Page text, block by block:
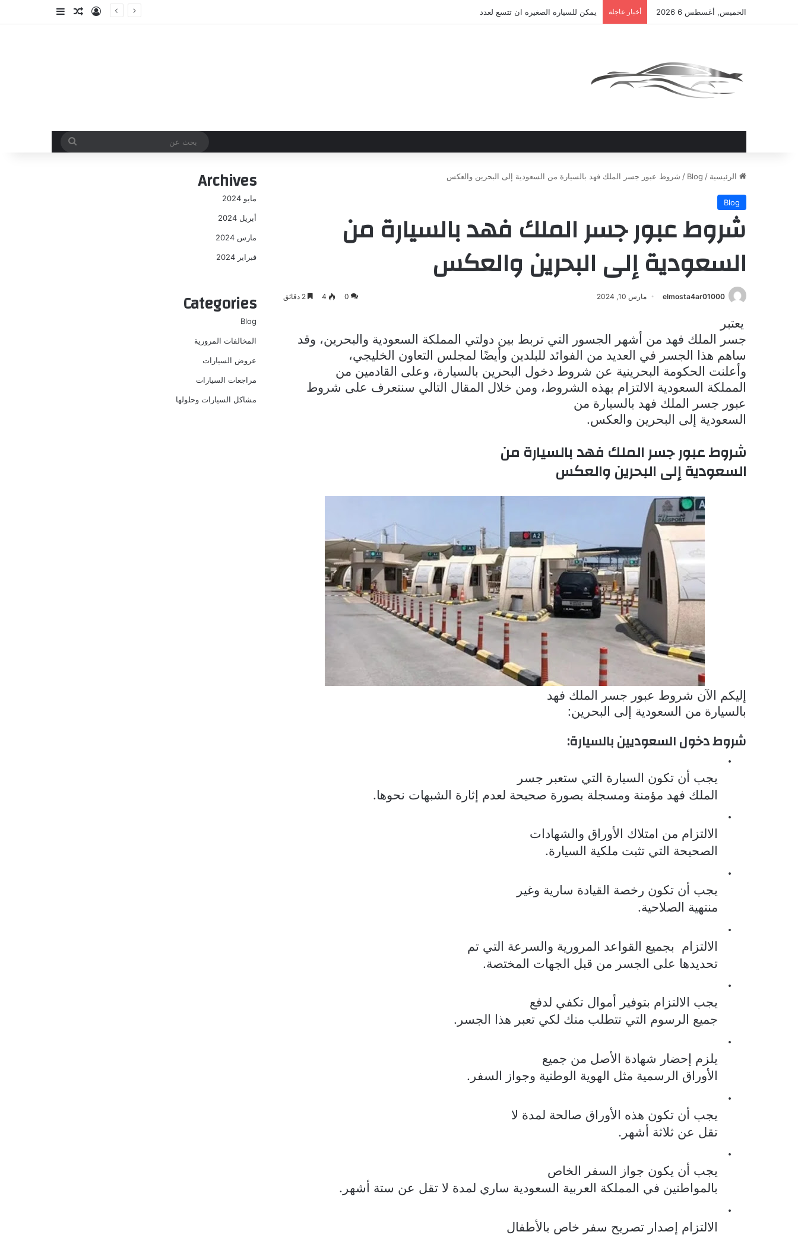
الخميس, أغسطس 6 2026 أخبار عاجلة يمكن للسياره الصغيره ان تتسع لعدد تسجيل الدخول
مقال عشوائي
إضافة عمود
بحث
الرئيسية /
Blog
/ شروط عبور جسر الملك فهد بالسيارة من السعودية إلى البحرين والعكس
Blog
شروط عبور جسر الملك فهد بالسيارة من
السعودية إلى البحرين والعكس
elmosta4ar01000 مارس 10, 2024 0
4
يعتبر
جسر الملك فهد من أشهر الجسور التي تربط بين دولتي المملكة السعودية والبحرين، وقد
ساهم هذا الجسر في العديد من الفوائد للبلدين وأيضًا لمجلس التعاون الخليجي،
وأعلنت الحكومة البحرينية عن شروط دخول البحرين بالسيارة، وعلى القادمين من
المملكة السعودية الالتزام بهذه الشروط، ومن خلال المقال التالي سنتعرف على شروط
عبور جسر الملك فهد بالسيارة من
السعودية إلى البحرين والعكس.
شروط عبور جسر الملك فهد بالسيارة من
السعودية إلى البحرين والعكس
إليكم الآن شروط عبور جسر الملك فهد
بالسيارة من السعودية إلى البحرين:
شروط دخول السعوديين بالسيارة:
·
يجب أن تكون السيارة التي ستعبر جسر
الملك فهد مؤمنة ومسجلة بصورة صحيحة لعدم إثارة الشبهات نحوها.
·
الالتزام من امتلاك الأوراق والشهادات
الصحيحة التي تثبت ملكية السيارة.
·
يجب أن تكون رخصة القيادة سارية وغير
منتهية الصلاحية.
·
الالتزام بجميع القواعد المرورية والسرعة التي تم
تحديدها على الجسر من قبل الجهات المختصة.
·
يجب الالتزام بتوفير أموال تكفي لدفع
جميع الرسوم التي تتطلب منك لكي تعبر هذا الجسر.
·
يلزم إحضار شهادة الأصل من جميع
الأوراق الرسمية مثل الهوية الوطنية وجواز السفر.
·
يجب أن تكون هذه الأوراق صالحة لمدة لا
تقل عن ثلاثة أشهر.
·
يجب أن يكون جواز السفر الخاص
بالمواطنين في المملكة العربية السعودية ساري لمدة لا تقل عن ستة أشهر.
·
الالتزام إصدار تصريح سفر خاص بالأطفال
Archives
مايو 2024
أبريل 2024
مارس 2024
فبراير 2024
Categories
Blog
المخالفات المرورية
عروض السيارات
مراجعات السيارات
مشاكل السيارات وحلولها